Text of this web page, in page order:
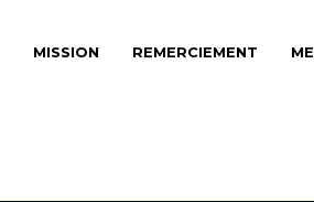
MISSION REMERCIEMENT